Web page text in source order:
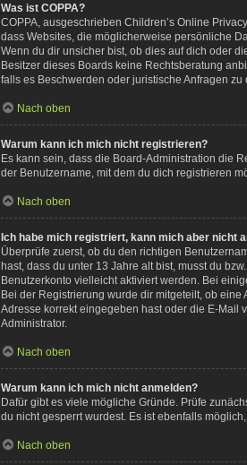
Was ist COPPA?
COPPA, ausgeschrieben Children’s Online
dass Websites, die möglicherweise persönliche
Wenn du dir unsicher bist, ob dies auf dich oder
Besitzer dieses Boards keine Rechtsberatung
falls es Beschwerden oder juristische Anfragen
Nach oben
Warum kann ich mich nicht registrieren?
Es kann sein, dass die Board-Administration die
der Benutzername, mit dem du dich registrieren
Nach oben
Ich habe mich registriert, kann mich aber nicht
Überprüfe zuerst, ob du den richtigen
hast, dass du unter 13 Jahre alt bist, musst du
Benutzerkonto vielleicht aktiviert werden. Bei
Bei der Registrierung wurde dir mitgeteilt, ob
Adresse korrekt eingegeben hast oder die E-Mail
Administrator.
Nach oben
Warum kann ich mich nicht anmelden?
Dafür gibt es viele mögliche Gründe. Prüfe
du nicht gesperrt wurdest. Es ist ebenfalls
Nach oben